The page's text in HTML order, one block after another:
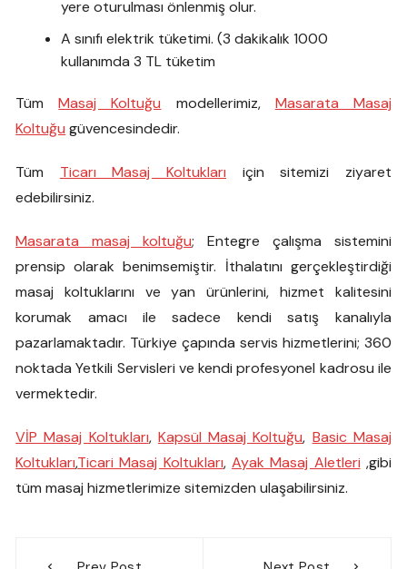
yere oturulması önlenmiş olur.
A sınıfı elektrik tüketimi. (3 dakikalık 1000
kullanımda 3 TL tüketim
TümMasaj Koltuğu modellerimiz, Masarata Masaj
Koltuğu güvencesindedir.
Tüm Ticarı Masaj Koltukları için sitemizi ziyaret
edebilirsiniz.
Masarata masaj koltuğu; Entegre çalışma sistemini
prensip olarak benimsemiştir. İthalatını gerçekleştirdiği
masaj koltuklarını ve yan ürünlerini, hizmet kalitesini
korumak amacı ile sadece kendi satış kanalıyla
pazarlamaktadır. Türkiye çapında servis hizmetlerini; 360
noktada Yetkili Servisleri ve kendi profesyonel kadrosu ile
vermektedir.
VİP Masaj Koltukları, Kapsül Masaj Koltuğu, Basic Masaj
Koltukları,Ticari Masaj Koltukları,Ayak Masaj Aletleri ,gibi
tüm masaj hizmetlerimize sitemizden ulaşabilirsiniz.